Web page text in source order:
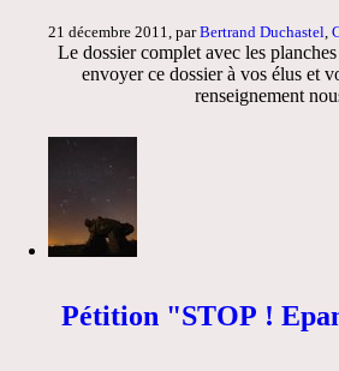
21 décembre 2011, parBertrand Duchastel
Le dossier complet avec les
envoyer ce dossier à vos élus et
renseignement
Pétition "STOP !